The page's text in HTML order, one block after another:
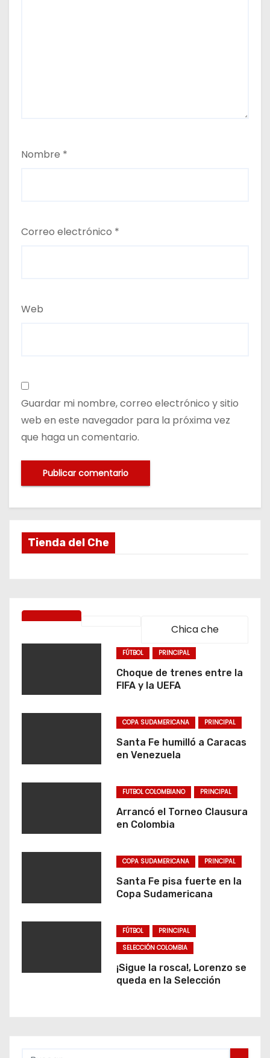
Nombre *
Correo electrónico *
Web
Guardar mi nombre, correo electrónico y sitio
web en este navegador para la próxima vez
que haga un comentario.
Tienda del Che
Chica che
FÚTBOL PRINCIPAL
Choque de trenes entre la
FIFA y la UEFA
COPA SUDAMERICANA PRINCIPAL
Santa Fe humilló a Caracas
en Venezuela
FUTBOL COLOMBIANO PRINCIPAL
Arrancó el Torneo Clausura
en Colombia
COPA SUDAMERICANA PRINCIPAL
Santa Fe pisa fuerte en la
Copa Sudamericana
FÚTBOL
PRINCIPAL
SELECCIÓN COLOMBIA
¡Sigue la rosca!, Lorenzo se
queda en la Selección